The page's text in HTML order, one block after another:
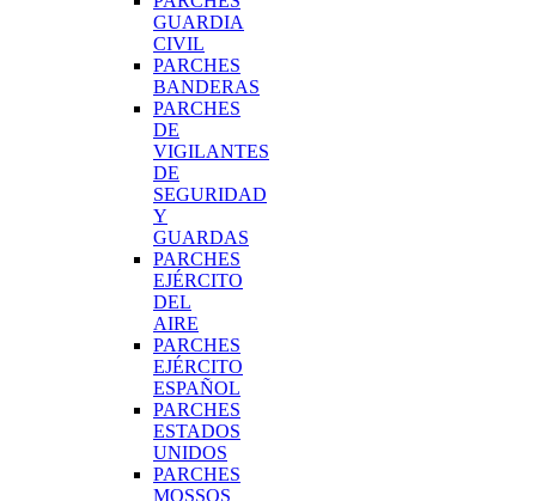
GUARDIA
CIVIL
PARCHES
BANDERAS
PARCHES
DE
VIGILANTES
DE
SEGURIDAD
Y
GUARDAS
PARCHES
EJÉRCITO
DEL
AIRE
PARCHES
EJÉRCITO
ESPAÑOL
PARCHES
ESTADOS
UNIDOS
PARCHES
MOSSOS